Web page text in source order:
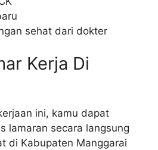
sehat dari dokter
Kerja Di
ini, kamu dapat
lamaran secara langsung
di Kabupaten Manggarai